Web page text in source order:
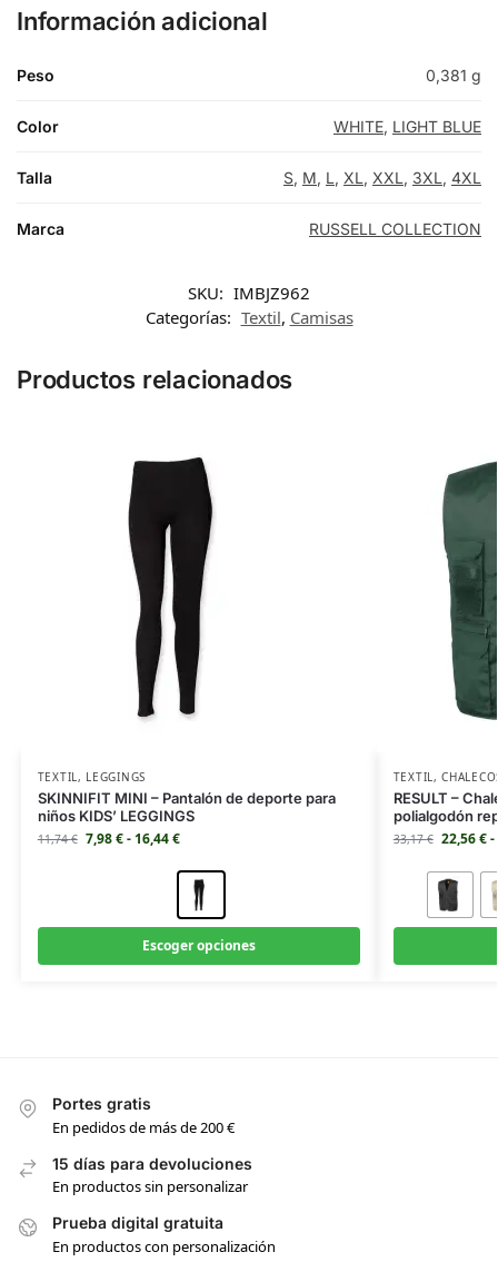
Información adicional
Peso 0,381 g
Color WHITE, LIGHT BLUE
Talla S, M, L, XL, XXL, 3XL, 4XL
Marca RUSSELL COLLECTION
SKU: IMBJZ962
Categorías: Textil, Camisas
Productos relacionados
TEXTIL, LEGGINGS
SKINNIFIT MINI – Pantalón de deporte para
niños KIDS’ LEGGINGS
11,74€ 7,98€- 16,44€
Escoger opciones
TEXTIL,
RESULT –
polialgodón
33,17€ 22,56€-
Portes gratis
En pedidos de más de 200 €
15 días para devoluciones
En productos sin personalizar
Prueba digital gratuita
En productos con personalización